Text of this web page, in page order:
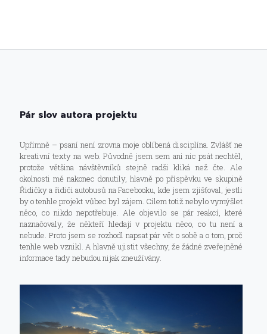
Pár slov autora projektu
Upřímně – psaní není zrovna moje oblíbená disciplína. Zvlášť ne
kreativní texty na web. Původně jsem sem ani nic psát nechtěl,
protože většina návštěvníků stejně radši kliká než čte. Ale
okolnosti mě nakonec donutily, hlavně po příspěvku ve skupině
Řidičky a řidiči autobusů na Facebooku, kde jsem zjišťoval, jestli
by o tenhle projekt vůbec byl zájem. Cílem totiž nebylo vymýšlet
něco, co nikdo nepotřebuje. Ale objevilo se pár reakcí, které
naznačovaly, že někteří hledají v projektu něco, co tu není a
nebude. Proto jsem se rozhodl napsat pár vět o sobě a o tom, proč
tenhle web vznikl. A hlavně ujistit všechny, že žádné zveřejněné
informace tady nebudou nijak zneužívány.